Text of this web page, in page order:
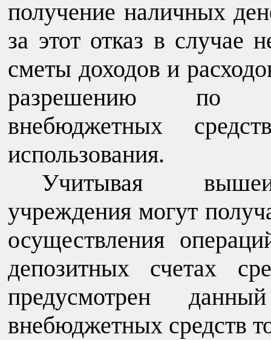
получение наличных
за этот отказ в случае
сметы доходов и
разрешению по
внебюджетных
использования.
Учитывая
учреждения могут
осуществления
депозитных счетах
предусмотрен
внебюджетных средств